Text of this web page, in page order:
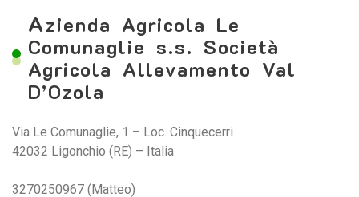
Azienda Agricola Le
Comunaglie s.s. Società
Agricola Allevamento Val
D’Ozola
Via Le Comunaglie, 1 – Loc. Cinquecerri
42032 Ligonchio (RE) – Italia
3270250967 (Matteo)